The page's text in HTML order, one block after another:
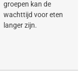
groepen kan de
wachttijd voor eten
langer zijn.